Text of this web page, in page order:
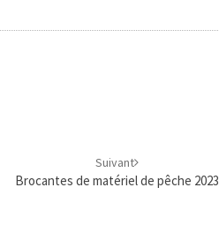
Suivant
Brocantes de matériel de pêche 2023